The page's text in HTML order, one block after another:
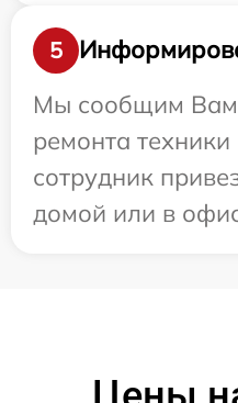
5
Мы сообщим Вам
ремонта
сотрудник
домой или в